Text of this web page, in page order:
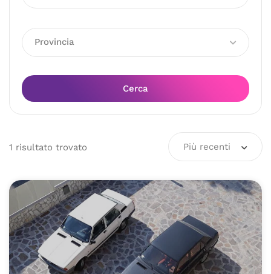
Provincia
Cerca
1 risultato trovato Più recenti